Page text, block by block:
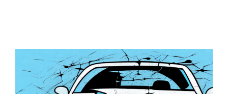
grösseres
Bild